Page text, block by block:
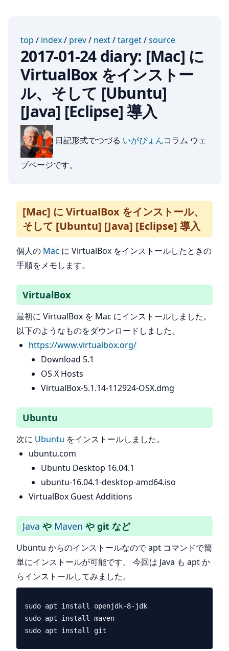
top / index/ prev/ next/target/source
2017-01-24 diary: [Mac] に
VirtualBox をインストー
ル、そして [Ubuntu]
[Java] [Eclipse] 導入
日記形式でつづる いがぴょんコラム ウェ
ブページです。
[Mac] に VirtualBox をインストール、
そして [Ubuntu] [Java] [Eclipse] 導入
個人の Mac に VirtualBox をインストールしたときの
手順をメモします。
VirtualBox
最初に VirtualBox を Mac にインストールしました。
以下のようなものをダウンロードしました。
https://www.virtualbox.org/
Download 5.1
OS X Hosts
VirtualBox-5.1.14-112924-OSX.dmg
Ubuntu
次に Ubuntu をインストールしました。
ubuntu.com
Ubuntu Desktop 16.04.1
ubuntu-16.04.1-desktop-amd64.iso
VirtualBox Guest Additions
Java や Maven や git など
Ubuntu からのインストールなので apt コマンドで簡
単にインストールが可能です。 今回は Java も apt か
らインストールしてみました。
sudo apt install openjdk-8-jdk
sudo apt install maven